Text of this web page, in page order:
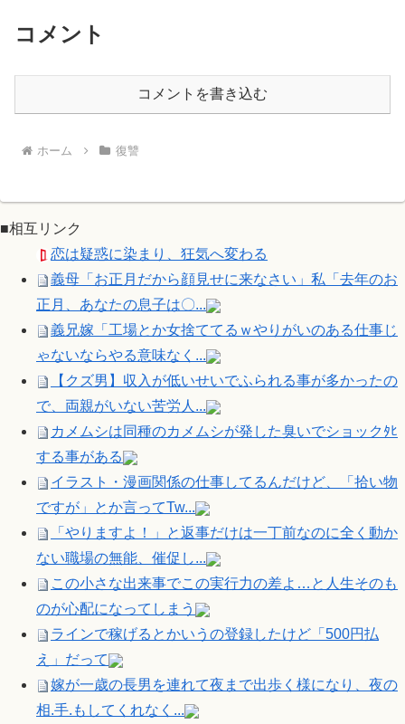
コメント
コメントを書き込む
ホーム 復讐
■相互リンク
恋は疑惑に染まり、狂気へ変わる
義母「お正月だから顔見せに来なさい」私「去年のお
正月、あなたの息子は〇...
義兄嫁「工場とか女捨ててるｗやりがいのある仕事じ
ゃないならやる意味なく...
【クズ男】収入が低いせいでふられる事が多かったの
で、両親がいない苦労人...
カメムシは同種のカメムシが発した臭いでショックﾀﾋ
する事がある
イラスト・漫画関係の仕事してるんだけど、「拾い物
ですが」とか言ってTw...
「やりますよ！」と返事だけは一丁前なのに全く動か
ない職場の無能、催促し...
この小さな出来事でこの実行力の差よ…と人生そのも
のが心配になってしまう
ラインで稼げるとかいうの登録したけど「500円払
え」だって
嫁が一歳の長男を連れて夜まで出歩く様になり、夜の
相.手.もしてくれなく...